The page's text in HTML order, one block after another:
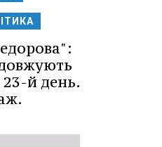
23-й день.